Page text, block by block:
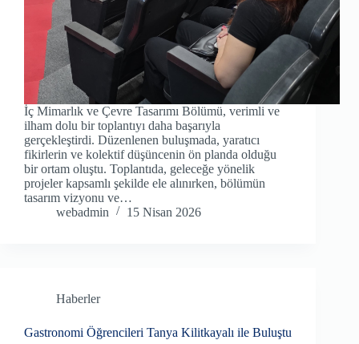
İç Mimarlık ve Çevre Tasarımı Bölümü, verimli ve
ilham dolu bir toplantıyı daha başarıyla
gerçekleştirdi. Düzenlenen buluşmada, yaratıcı
fikirlerin ve kolektif düşüncenin ön planda olduğu
bir ortam oluştu. Toplantıda, geleceğe yönelik
projeler kapsamlı şekilde ele alınırken, bölümün
tasarım vizyonu ve…
webadmin
15 Nisan 2026
Haberler
Gastronomi Öğrencileri Tanya Kilitkayalı ile Buluştu